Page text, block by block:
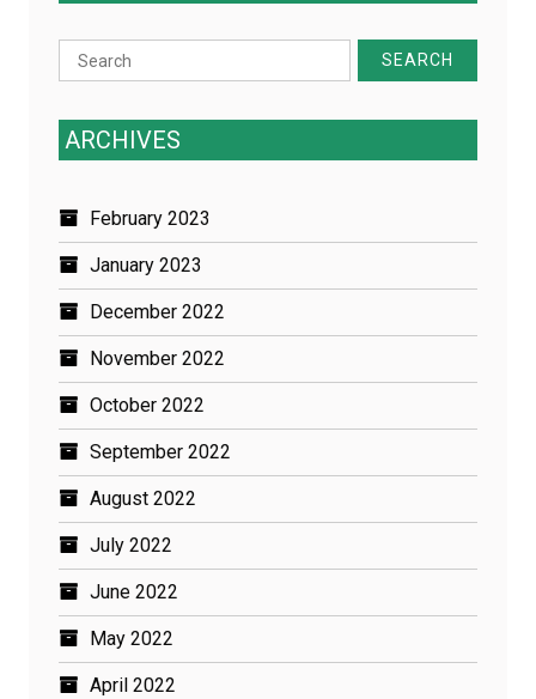
Search
for:
ARCHIVES
February 2023
January 2023
December 2022
November 2022
October 2022
September 2022
August 2022
July 2022
June 2022
May 2022
April 2022